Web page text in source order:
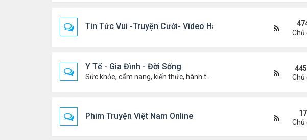
Tin Tức Vui -Truyện Cười- Video Hài
Chủ
Y Tế - Gia Đình - Đời Sống
Chủ
Phim Truyện Việt Nam Online
17
Chủ